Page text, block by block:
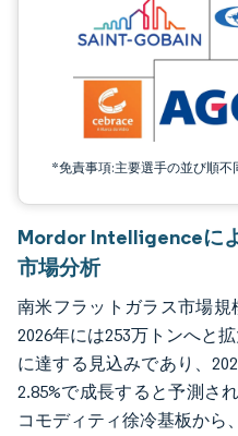
*免責事項:主要選手の並び順不
Mordor Intelligenceに
市場分析
南米フラットガラス市場規
2026年には253万トンへと
に達する見込みであり、
2.85%で成長すると予測さ
コモディティ徐冷基板から